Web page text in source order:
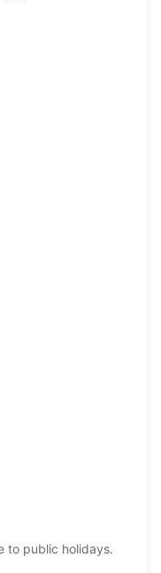
to public holidays.